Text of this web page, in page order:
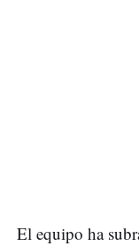
El equipo ha